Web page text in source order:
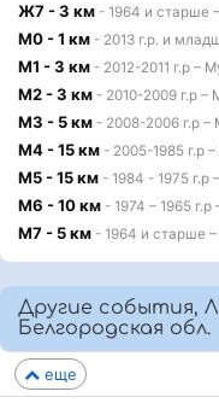
Ж7 - 3 км - 1964 и старше
М0 - 1 км - 2013 г.р. и
М1 - 3 км - 2012-2011 г.р –
М2 - 3 км - 2010-2009 г.р –
М3 - 5 км - 2008-2006 г.р –
М4 - 15 км - 2005-1985 г.р
М5 - 15 км - 1984 - 1975
М6 - 10 км - 1974 – 1965
М7 - 5 км - 1964 и старше
Другие события,
Белгородская обл.
еще